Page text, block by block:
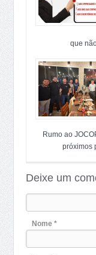
que
Rumo ao
próximos
Deixe um
Nome *